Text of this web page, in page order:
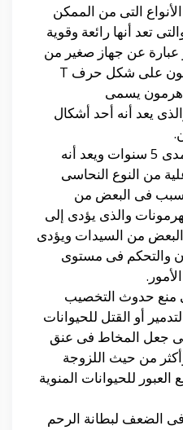
التى من الممكن
تعد أنها رائعة وقوية
عبارة عن جهاز صغير من
البلاستيك والذى يكون على شكل حرف T
هرمون يسمى
يعد أنه أحد أشكال
يعد أنه فعال على مدى 5 سنوات ويعد أنه
من النوع النحاسى
فى البعض من
والذى يؤدى إلى
البعض من السيدات ويؤدى
والتحكم فى مستوى
منع حدوث التخصيب
أو القتل للحيوانات
جعل المخاط فى عنق
من حيث اللزوجة
للحيوانات المنوية
الضعف لبطانة الرحم